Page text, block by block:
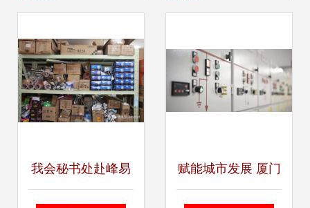
我会秘书处赴峰易 赋能城市发展 厦门